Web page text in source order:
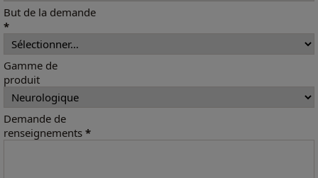
But de la demande
*
Gamme de
produit
Demande de
renseignements *